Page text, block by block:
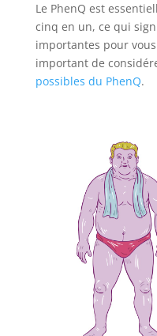
Le PhenQ est
cinq en un, ce qui
importantes pour
important de
possibles du PhenQ.